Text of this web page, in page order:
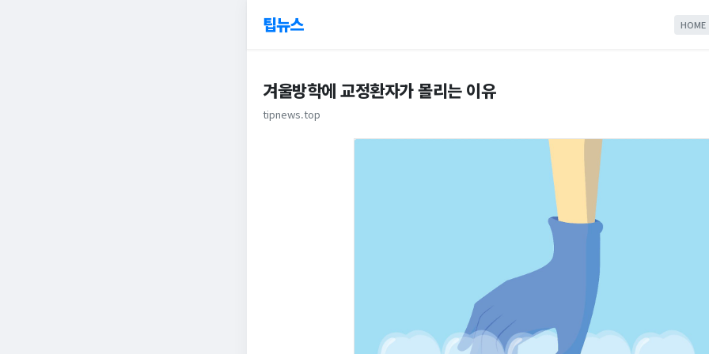
팁뉴스 HOME
겨울방학에 교정환자가 몰리는 이유
tipnews.top